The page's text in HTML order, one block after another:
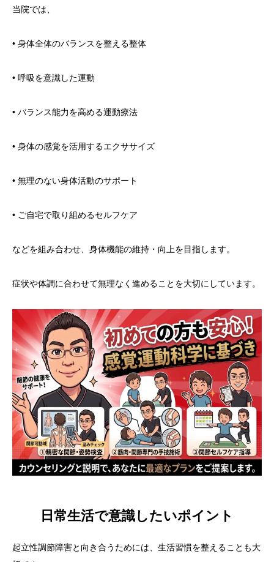
当院では、
• 身体全体のバランスを整える整体
• 呼吸を意識した運動
• バランス能力を高める運動療法
• 身体の感覚を活用するエクササイズ
• 無理のない身体活動のサポート
• ご自宅で取り組めるセルフケア
などを組み合わせ、身体機能の維持・向上を目指します。
症状や体調に合わせて無理なく進めることを大切にしています。
日常生活で意識したいポイント
起立性調節障害と向き合うためには、生活習慣を整えることも大